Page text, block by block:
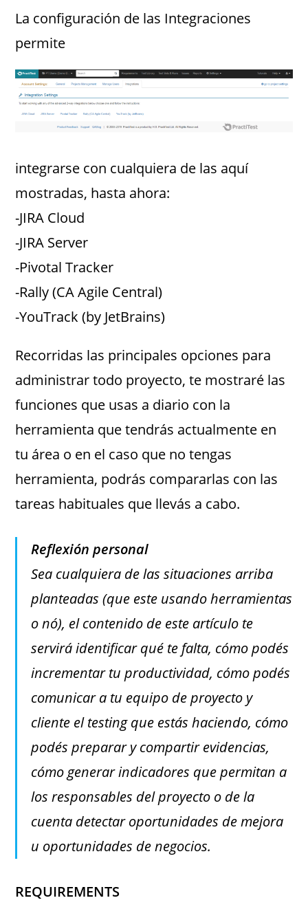
La configuración de las Integraciones
permite
integrarse con cualquiera de las aquí
mostradas, hasta ahora:
-JIRA Cloud
-JIRA Server
-Pivotal Tracker
-Rally (CA Agile Central)
-YouTrack (by JetBrains)
Recorridas las principales opciones para
administrar todo proyecto, te mostraré las
funciones que usas a diario con la
herramienta que tendrás actualmente en
tu área o en el caso que no tengas
herramienta, podrás compararlas con las
tareas habituales que llevás a cabo.
Reflexión personal
Sea cualquiera de las situaciones arriba
planteadas (que este usando herramientas
o nó), el contenido de este artículo te
servirá identificar qué te falta, cómo podés
incrementar tu productividad, cómo podés
comunicar a tu equipo de proyecto y
cliente el testing que estás haciendo, cómo
podés preparar y compartir evidencias,
cómo generar indicadores que permitan a
los responsables del proyecto o de la
cuenta detectar oportunidades de mejora
u oportunidades de negocios.
REQUIREMENTS